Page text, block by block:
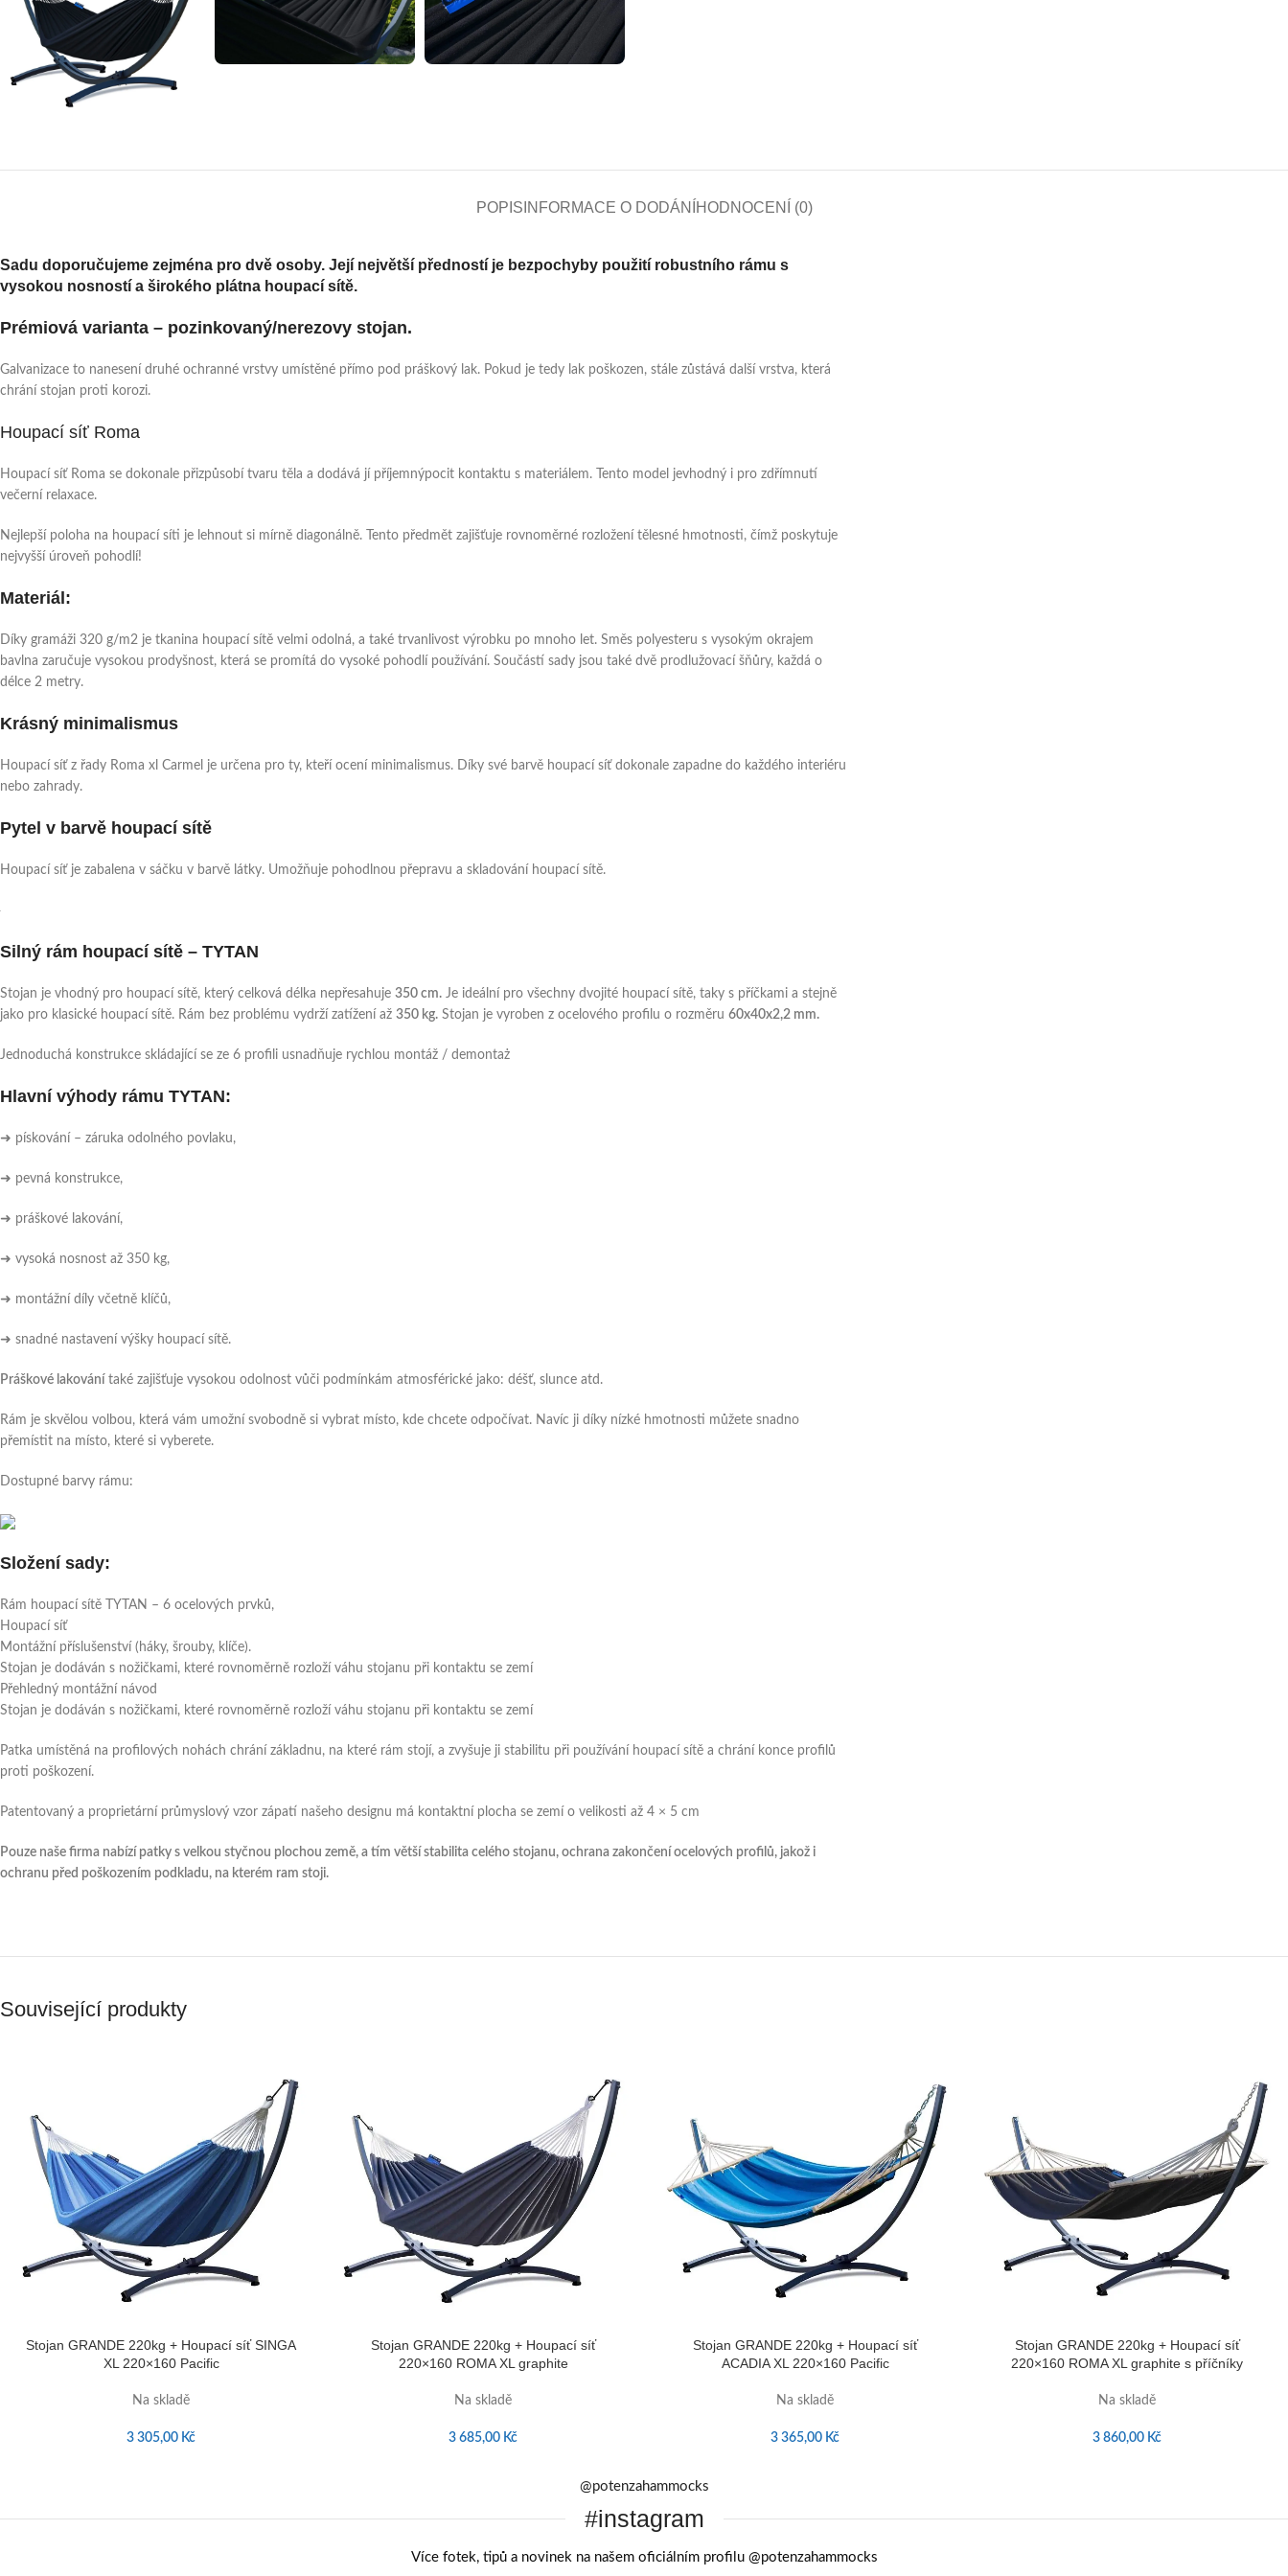
POPIS INFORMACE O DODÁNÍ HODNOCENÍ (0)
Sadu doporučujeme zejména pro dvě osoby. Její největší předností je bezpochyby použití robustního rámu s
vysokou nosností a širokého plátna houpací sítě.
Prémiová varianta – pozinkovaný/nerezovy stojan.
Galvanizace to nanesení druhé ochranné vrstvy umístěné přímo pod práškový lak. Pokud je tedy lak poškozen, stále zůstává další vrstva, která
chrání stojan proti korozi.
Houpací síť Roma
Houpací síť Roma se dokonale přizpůsobí tvaru těla a dodává jí příjemnýpocit kontaktu s materiálem. Tento model jevhodný i pro zdřímnutí
večerní relaxace.
Nejlepší poloha na houpací síti je lehnout si mírně diagonálně. Tento předmět zajišťuje rovnoměrné rozložení tělesné hmotnosti, čímž poskytuje
nejvyšší úroveň pohodlí!
Materiál:
Díky gramáži 320 g/m2 je tkanina houpací sítě velmi odolná, a také trvanlivost výrobku po mnoho let. Směs polyesteru s vysokým okrajem
bavlna zaručuje vysokou prodyšnost, která se promítá do vysoké pohodlí používání. Součástí sady jsou také dvě prodlužovací šňůry, každá o
délce 2 metry.
Krásný minimalismus
Houpací síť z řady Roma xl Carmel je určena pro ty, kteří ocení minimalismus. Díky své barvě houpací síť dokonale zapadne do každého interiéru
nebo zahrady.
Pytel v barvě houpací sítě
Houpací síť je zabalena v sáčku v barvě látky. Umožňuje pohodlnou přepravu a skladování houpací sítě.
Silný rám houpací sítě – TYTAN
Stojan je vhodný pro houpací sítě, který celková délka nepřesahuje 350 cm. Je ideální pro všechny dvojité houpací sítě, taky s příčkami a stejně
jako pro klasické houpací sítě. Rám bez problému vydrží zatížení až 350 kg. Stojan je vyroben z ocelového profilu o rozměru 60x40x2,2 mm.
Jednoduchá konstrukce skládající se ze 6 profili usnadňuje rychlou montáž / demontaż
Hlavní výhody rámu TYTAN:
➜ pískování – záruka odolného povlaku,
➜ pevná konstrukce,
➜ práškové lakování,
➜ vysoká nosnost až 350 kg,
➜ montážní díly včetně klíčů,
➜ snadné nastavení výšky houpací sítě.
Práškové lakování také zajišťuje vysokou odolnost vůči podmínkám atmosférické jako: déšť, slunce atd.
Rám je skvělou volbou, která vám umožní svobodně si vybrat místo, kde chcete odpočívat. Navíc ji díky nízké hmotnosti můžete snadno
přemístit na místo, které si vyberete.
Dostupné barvy rámu:
Složení sady:
Rám houpací sítě TYTAN – 6 ocelových prvků,
Houpací síť
Montážní příslušenství (háky, šrouby, klíče).
Stojan je dodáván s nožičkami, které rovnoměrně rozloží váhu stojanu při kontaktu se zemí
Přehledný montážní návod
Stojan je dodáván s nožičkami, které rovnoměrně rozloží váhu stojanu při kontaktu se zemí
Patka umístěná na profilových nohách chrání základnu, na které rám stojí, a zvyšuje ji stabilitu při používání houpací sítě a chrání konce profilů
proti poškození.
Patentovaný a proprietární průmyslový vzor zápatí našeho designu má kontaktní plocha se zemí o velikosti až 4 × 5 cm
Pouze naše firma nabízí patky s velkou styčnou plochou země, a tím větší stabilita celého stojanu, ochrana zakončení ocelových profilů, jakož i
ochranu před poškozením podkladu, na kterém ram stoji.
Související produkty
Stojan GRANDE 220kg + Houpací síť SINGA
XL 220×160 Pacific
Na skladě
3 305,00 Kč
Stojan GRANDE 220kg + Houpací síť
220×160 ROMA XL graphite
Na skladě
3 685,00 Kč
Stojan GRANDE 220kg + Houpací síť
ACADIA XL 220×160 Pacific
Na skladě
3 365,00 Kč
Stojan GRANDE 220kg + Houpací síť
220×160 ROMA XL graphite s příčníky
Na skladě
3 860,00 Kč
@potenzahammocks
#instagram
Více fotek, tipů a novinek na našem oficiálním profilu @potenzahammocks